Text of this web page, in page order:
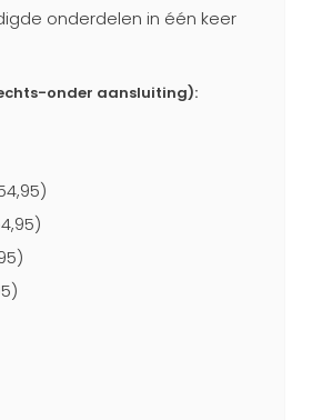
onderdelen in één keer
onder aansluiting):